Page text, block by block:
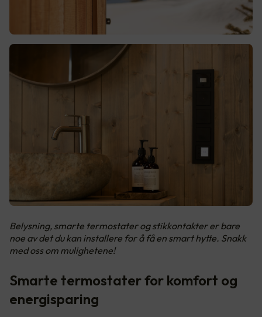
Belysning, smarte termostater og stikkontakter er bare
noe av det du kan installere for å få en smart hytte. Snakk
med oss om mulighetene!
Smarte termostater for komfort og
energisparing